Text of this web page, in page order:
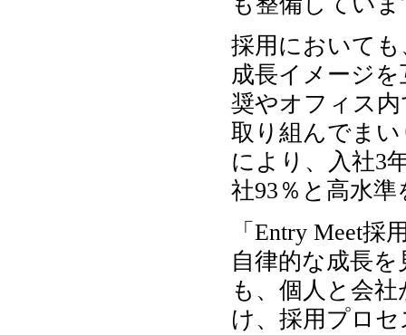
採用において
成長イメージ
奨やオフィス
取り組んでま
により、入社3
社93％と高水
「Entry Meet
自律的な成長
も、個人と会
け、採用プロ